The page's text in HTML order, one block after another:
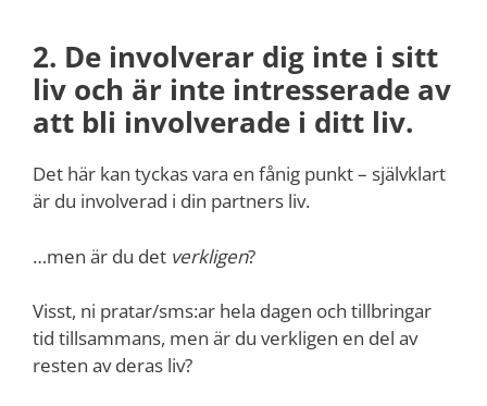
2. De involverar dig inte i sitt
liv och är inte intresserade av
att bli involverade i ditt liv.
Det här kan tyckas vara en fånig punkt – självklart
är du involverad i din partners liv.
…men är du det verkligen?
Visst, ni pratar/sms:ar hela dagen och tillbringar
tid tillsammans, men är du verkligen en del av
resten av deras liv?